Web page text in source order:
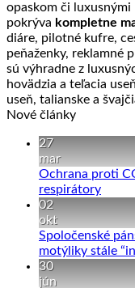
opaskom či
pokrýva kompletne
diáre, pilotné kufre,
peňaženky, reklamné
sú výhradne z
hovädzia a teľacia
useň, talianske a
Nové články
27
mar
Ochrana proti
respirátoryŽiadne
proti
02
okt
Spoločenské
motýliky stále
30
jún